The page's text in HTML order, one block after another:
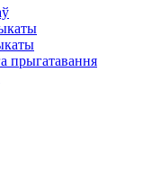
прыгатавання